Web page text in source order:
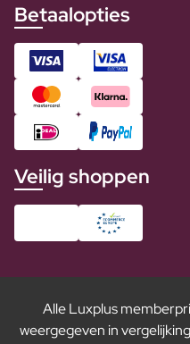
Betaalopties
Veilig shoppen
Alle Luxplus
weergegeven in